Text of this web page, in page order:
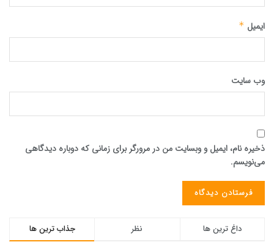
ایمیل *
وب‌ سایت
ذخیره نام، ایمیل و وبسایت من در مرورگر برای زمانی که دوباره دیدگاهی
می‌نویسم.
جذاب ترین ها نظر داغ ترین ها